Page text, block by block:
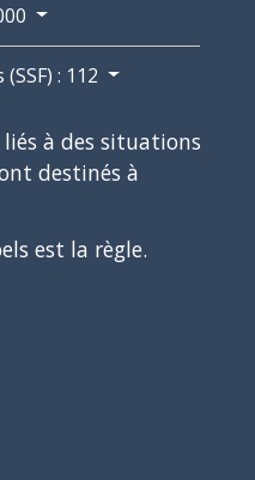
: 112
à des situations
destinés à
est la règle.